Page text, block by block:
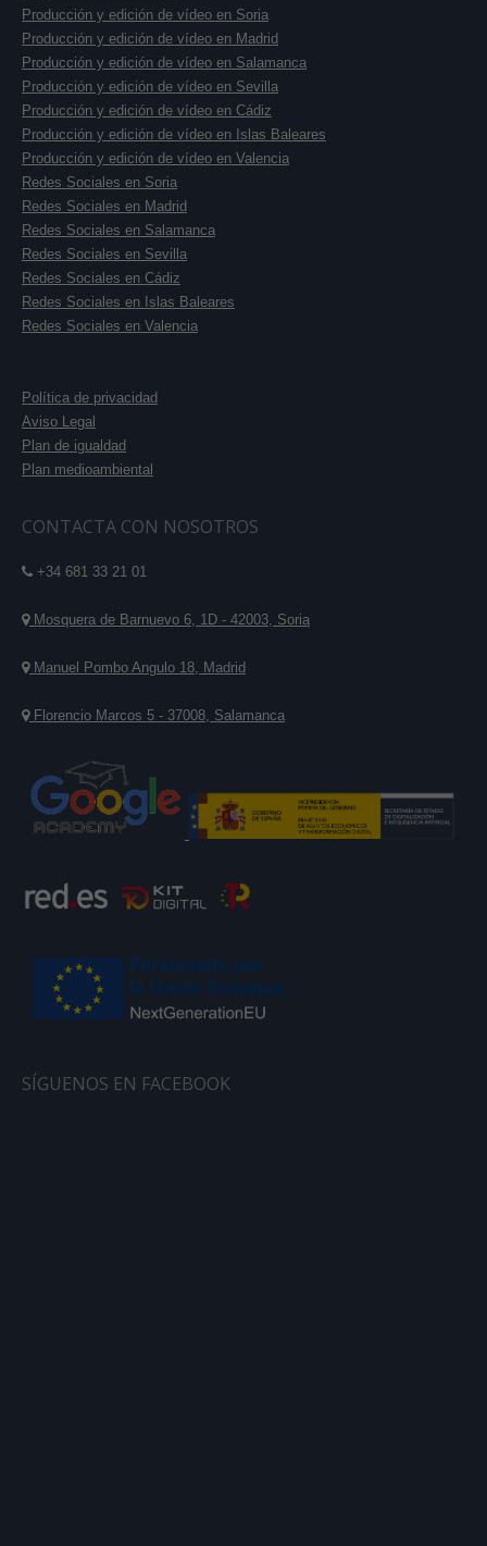
Producción y edición de vídeo en Soria
Producción y edición de vídeo en Madrid
Producción y edición de vídeo en Salamanca
Producción y edición de vídeo en Sevilla
Producción y edición de vídeo en Cádiz
Producción y edición de vídeo en Islas Baleares
Producción y edición de vídeo en Valencia
Redes Sociales en Soria
Redes Sociales en Madrid
Redes Sociales en Salamanca
Redes Sociales en Sevilla
Redes Sociales en Cádiz
Redes Sociales en Islas Baleares
Redes Sociales en Valencia
Política de privacidad
Aviso Legal
Plan de igualdad
Plan medioambiental
CONTACTA CON NOSOTROS
+34 681 33 21 01
Mosquera de Barnuevo 6, 1D - 42003, Soria
Manuel Pombo Angulo 18, Madrid
Florencio Marcos 5 - 37008, Salamanca
SÍGUENOS EN FACEBOOK